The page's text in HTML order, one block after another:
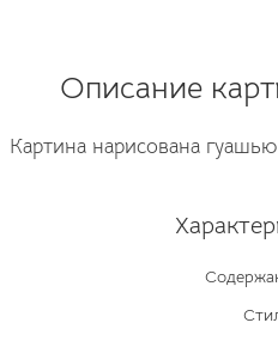
Описание
Картина нарисована